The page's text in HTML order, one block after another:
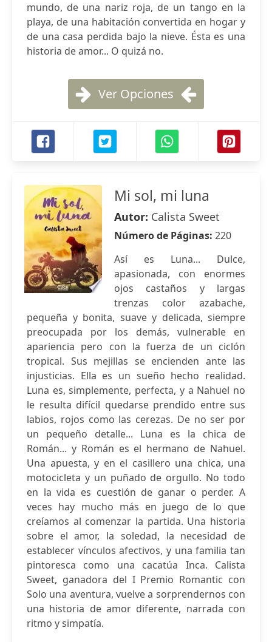
mundo, de una nariz roja, de un tango en la
playa, de una habitación convertida en hogar y
de una casa perdida bajo la nieve. Ésta es una
historia de amor... O quizá no.
Ver Opciones
Mi sol, mi luna
Autor: Calista Sweet
Número de Páginas: 220
Así es Luna... Dulce,
apasionada, con enormes
ojos castaños y largas
trenzas color azabache,
pequeña y bonita, suave y delicada, siempre
preocupada por los demás, vulnerable en
apariencia pero con la fuerza de un ciclón
tropical. Sus mejillas se encienden ante las
injusticias. Ella es un sueño hecho realidad.
Luna es, simplemente, perfecta, y a Nahuel no
le resulta difícil quedarse prendido entre sus
labios, rojos como las cerezas. De no ser por
un pequeño detalle... Luna es la chica de
Román... y Román es el hermano de Nahuel.
Una apuesta, y en el casillero una chica, una
motocicleta y un puñado de orgullo. No todo
en la vida es cuestión de ganar o perder. A
veces hay mucho más en juego de lo que
creíamos al comenzar la partida. Una historia
sobre el amor, la soledad, la necesidad de
establecer vínculos afectivos, y una familia tan
pintoresca como una cacatúa Inca. Calista
Sweet, ganadora del I Premio Romantic con
Solo una aventura, vuelve a sorprendernos con
una historia de amor diferente, narrada con
ritmo y simpatía.